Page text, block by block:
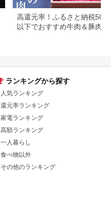
高還元率！ふるさと納税
以下でおすすめ牛肉＆豚肉ラ
ランキングから探す
人気ランキング
還元率ランキング
家電ランキング
高額ランキング
一人暮らし
食べ物以外
その他のランキング